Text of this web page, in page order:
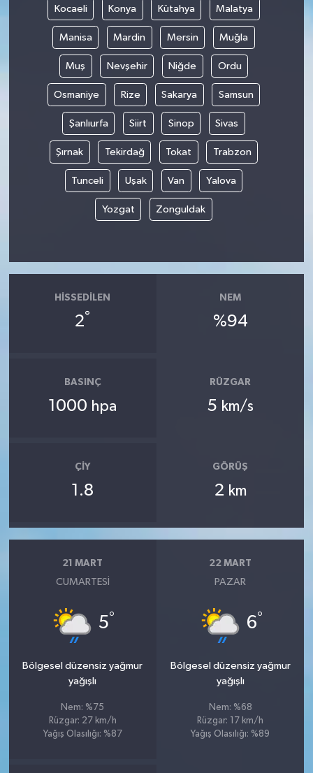
Kocaeli Konya Kütahya Malatya
Manisa Mardin Mersin Muğla
Muş Nevşehir Niğde Ordu
Osmaniye Rize Sakarya Samsun
Şanlıurfa Siirt Sinop Sivas
Şırnak Tekirdağ Tokat Trabzon
Tunceli Uşak Van Yalova
Yozgat Zonguldak
HISSEDILEN
2°
NEM
%94
BASINÇ
1000 hpa
RÜZGAR
5 km/s
ÇIY
1.8
GÖRÜŞ
2 km
21 MART
CUMARTESI
5°
Bölgesel düzensiz yağmur
yağışlı
Nem: %75
Rüzgar: 27 km/h
Yağış Olasılığı: %87
22 MART
PAZAR
6°
Bölgesel düzensiz yağmur
yağışlı
Nem: %68
Rüzgar: 17 km/h
Yağış Olasılığı: %89